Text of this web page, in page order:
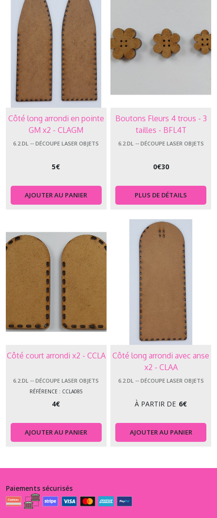
Côté long arrondi en pointe
GM x2 - CLAGM
6.2.DL -- DÉCOUPE LASER OBJETS
5€
AJOUTER AU PANIER
Boutons Fleurs 4 trous - 3
tailles - BFL4T
6.2.DL -- DÉCOUPE LASER OBJETS
0€30
PLUS DE DÉTAILS
Côté court arrondi x2 - CCLA
6.2.DL -- DÉCOUPE LASER OBJETS
RÉFÉRENCE : CCLA085
4€
AJOUTER AU PANIER
Côté long arrondi avec anse
x2 - CLAA
6.2.DL -- DÉCOUPE LASER OBJETS
À PARTIR DE 6€
AJOUTER AU PANIER
Paiements sécurisés